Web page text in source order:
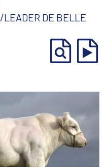
/LEADER DE BELLE